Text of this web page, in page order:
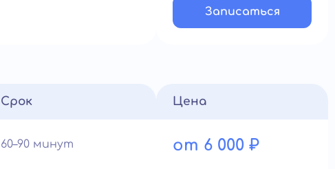
Записатьcя
Срок
60–90 минут
Цена
от 6 000 ₽